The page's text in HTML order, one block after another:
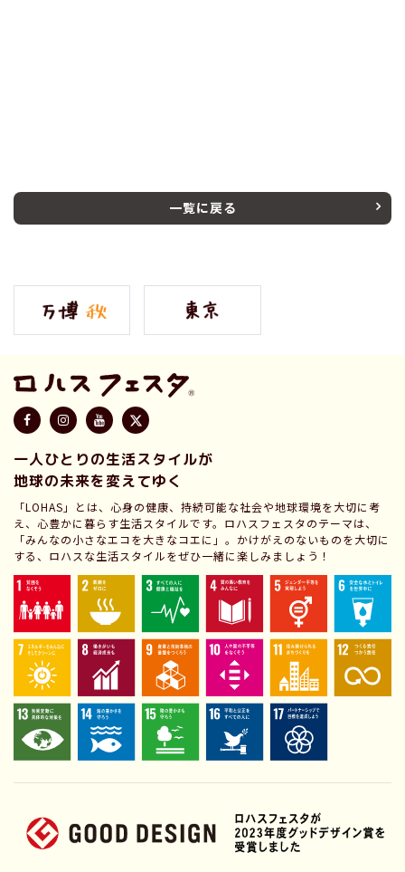
一覧に戻る
一人ひとりの生活スタイルが
地球の未来を変えてゆく
「LOHAS」とは、心身の健康、持続可能な社会や地球環境を大切に考
え、心豊かに暮らす生活スタイルです。ロハスフェスタのテーマは、
「みんなの小さなエコを大きなコエに」。かけがえのないものを大切に
する、ロハスな生活スタイルをぜひ一緒に楽しみましょう！